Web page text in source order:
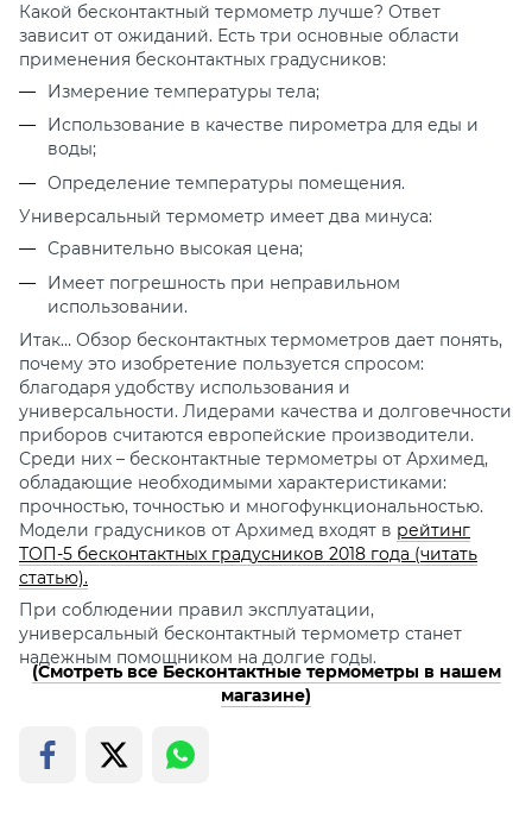
Какой бесконтактный термометр лучше? Ответ
зависит от ожиданий. Есть три основные области
применения бесконтактных градусников:
Измерение температуры тела;
Использование в качестве пирометра для еды и
воды;
Определение температуры помещения.
Универсальный термометр имеет два минуса:
Сравнительно высокая цена;
Имеет погрешность при неправильном
использовании.
Итак… Обзор бесконтактных термометров дает понять,
почему это изобретение пользуется спросом:
благодаря удобству использования и
универсальности. Лидерами качества и долговечности
приборов считаются европейские производители.
Среди них – бесконтактные термометры от Архимед,
обладающие необходимыми характеристиками:
прочностью, точностью и многофункциональностью.
Модели градусников от Архимед входят в рейтинг
ТОП-5 бесконтактных градусников 2018 года (читать
статью).
При соблюдении правил эксплуатации,
универсальный бесконтактный термометр станет
надежным помощником на долгие годы.
(Смотреть все Бесконтактные термометры в нашем
магазине)